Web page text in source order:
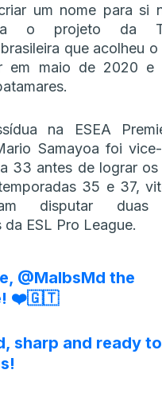
um nome para si
o projeto da
que acolheu
em maio de 2020 e
na ESEA
Samayoa foi
33 antes de lograr os
35 e 37,
disputar duas
ESL Pro League.
@MalbsMd the
❤️🇬🇹
sharp and ready